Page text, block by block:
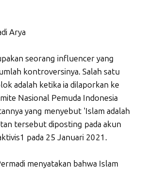
Arya
seorang influencer yang
kontroversinya. Salah satu
adalah ketika ia dilaporkan ke
Nasional Pemuda Indonesia
yang menyebut 'Islam adalah
tersebut diposting pada akun
pada 25 Januari 2021.
menyatakan bahwa Islam